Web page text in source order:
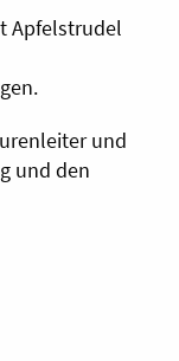
Apfelstrudel
und
und den